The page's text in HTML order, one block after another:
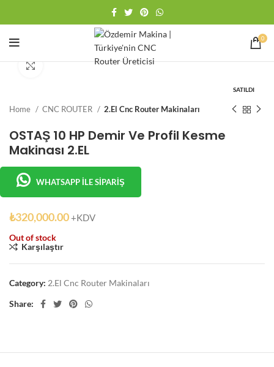
0
SATILDI
Büyütmek için tıklayın
Home CNC ROUTER 2.El Cnc Router Makinaları
OSTAŞ 10 HP Demir Ve Profil Kesme
Makinası 2.EL
WHATSAPP İLE SIPARIŞ
₺320,000.00+KDV
Out of stock
Karşılaştır
Category: 2.El Cnc Router Makinaları
Share: